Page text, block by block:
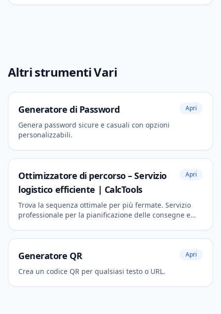
Altri strumenti Vari
Generatore di Password Apri
Genera password sicure e casuali con opzioni
personalizzabili.
Ottimizzatore di percorso – Servizio
logistico efficiente | CalcTools
Apri
Trova la sequenza ottimale per più fermate. Servizio
professionale per la pianificazione delle consegne e
Generatore QR Apri
Crea un codice QR per qualsiasi testo o URL.